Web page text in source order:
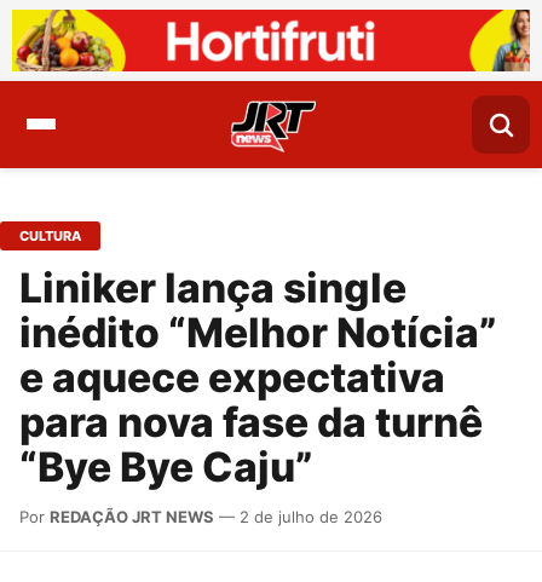
CULTURA
Liniker lança single
inédito “Melhor Notícia”
e aquece expectativa
para nova fase da turnê
“Bye Bye Caju”
Por REDAÇÃO JRT NEWS — 2 de julho de 2026